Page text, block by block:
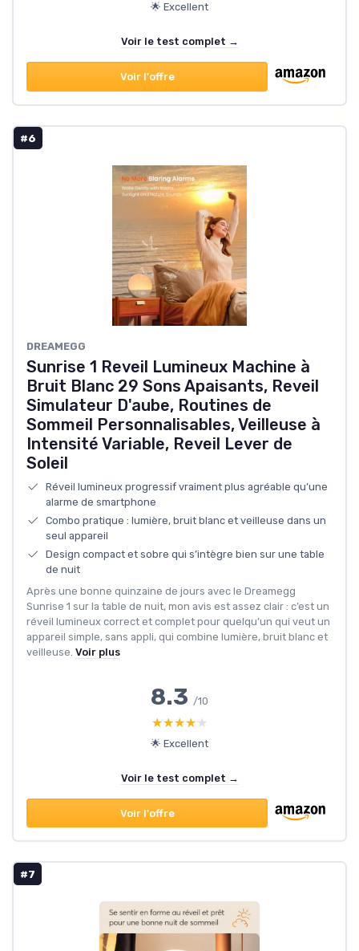
🌟 Excellent
Voir le test complet →
Voir l'offre
#6
DREAMEGG
Sunrise 1 Reveil Lumineux Machine à
Bruit Blanc 29 Sons Apaisants, Reveil
Simulateur D'aube, Routines de
Sommeil Personnalisables, Veilleuse à
Intensité Variable, Reveil Lever de
Soleil
Réveil lumineux progressif vraiment plus agréable qu’une
alarme de smartphone
Combo pratique : lumière, bruit blanc et veilleuse dans un
seul appareil
Design compact et sobre qui s’intègre bien sur une table
de nuit
Après une bonne quinzaine de jours avec le Dreamegg
Sunrise 1 sur la table de nuit, mon avis est assez clair : c’est un
réveil lumineux correct et complet pour quelqu’un qui veut un
appareil simple, sans appli, qui combine lumière, bruit blanc et
veilleuse. Voir plus
8.3 /10
★★★★★
★★★★★
🌟 Excellent
Voir le test complet →
Voir l'offre
#7